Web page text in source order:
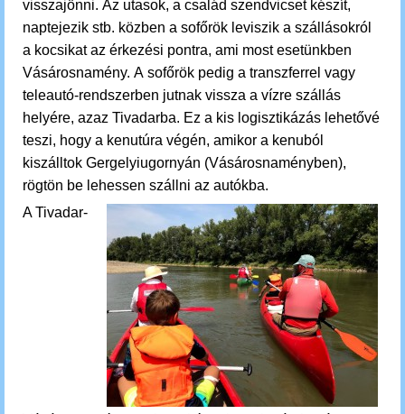
visszajönni. Az utasok, a család szendvicset készít,
naptejezik stb. közben a sofőrök leviszik a szállásokról
a kocsikataz érkezési pontra, ami most esetünkben
Vásárosnamény. A sofőrök pedig a transzferrel vagy
teleautó-rendszerben jutnak vissza a vízre szállás
helyére, azaz Tivadarba. Ez a kis logisztikázás lehetővé
teszi, hogy a kenutúra végén, amikor a kenuból
kiszálltok Gergelyiugornyán (Vásárosnaményben),
rögtön be lehessen szállni az autókba.
A Tivadar-